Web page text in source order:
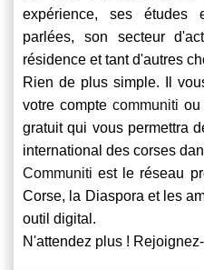
expérience, ses études
parlées, son secteur
résidence et tant d'autres
Rien de plus simple. Il
votre compte communiti ou
gratuit qui vous permettra
international des corses
Communiti est le réseau
Corse, la Diaspora et les
outil digital.
N'attendez plus !